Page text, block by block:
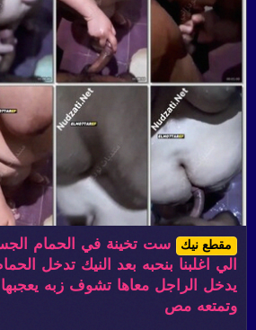
مقطع نيك
ست تخينة في الحمام
الي اغلبنا بنحبه بعد النيك تدخل
يدخل الراجل معاها تشوف زبه
وتمتعه مص